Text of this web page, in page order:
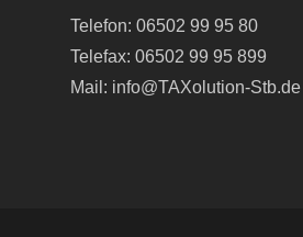
Telefon: 06502 99 95 80
Telefax: 06502 99 95 899
Mail: info@TAXolution-Stb.de